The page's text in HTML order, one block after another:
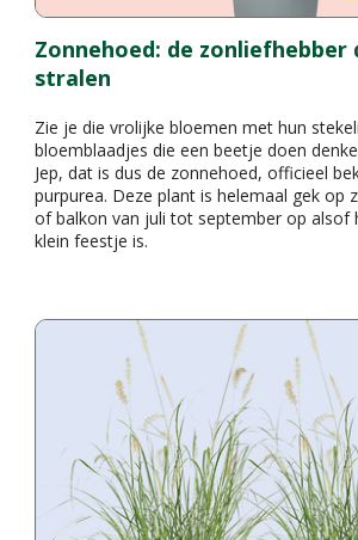
Zonnehoed: de
stralen
Zie je die vrolijke bloemen met hun
bloemblaadjes die een beetje doen
Jep, dat is dus de zonnehoed, officieel
purpurea. Deze plant is helemaal gek op
of balkon van juli tot september op alsof
klein feestje is.